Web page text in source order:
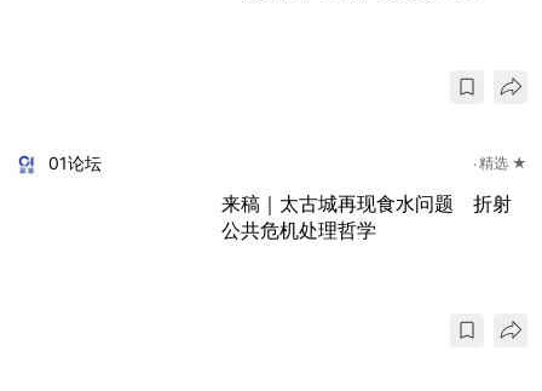
01论坛 精选 ★
来稿｜太古城再现食水问题 折射
公共危机处理哲学